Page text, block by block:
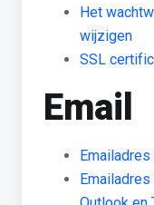
Het
wijzigen
SSL
Email